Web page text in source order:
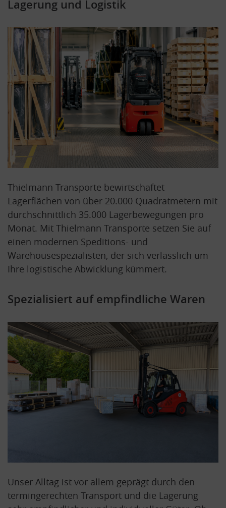
Lagerung und Logistik
Thielmann Transporte bewirtschaftet
Lagerflächen von über 20.000 Quadratmetern mit
durchschnittlich 35.000 Lagerbewegungen pro
Monat. Mit Thielmann Transporte setzen Sie auf
einen modernen Speditions- und
Warehousespezialisten, der sich verlässlich um
Ihre logistische Abwicklung kümmert.
Spezialisiert auf empfindliche Waren
Unser Alltag ist vor allem geprägt durch den
termingerechten Transport und die Lagerung